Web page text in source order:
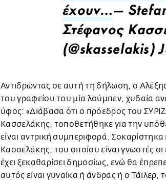
έχουν… —
Στέφανος
(@skasselakis)
Αντιδρώντας σε αυτή τη δήλωση, ο
του γραφείου του μία λούμπεν, χυδαία
ύφος: «Διάβασα ότι ο πρόεδρος του
Κασσελάκης, τοποθετήθηκε για την
είναι αντρική συμπεριφορά. Σοκαρίστηκα
Κασσελάκης, του οποίου είναι γνωστές οι
έχει ξεκαθαρίσει δημοσίως, ενώ θα
αυτός είναι γυναίκα ή άνδρας ή ο Τάιλερ,